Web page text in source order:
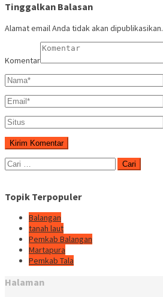
Tinggalkan Balasan
Alamat email Anda tidak akan dipublikasikan.
Komentar
Cari
untuk:
Topik Terpopuler
Balangan
tanah laut
Pemkab Balangan
Martapura
Pemkab Tala
Halaman